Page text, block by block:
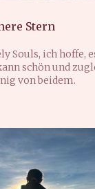
Stern
Souls, ich hoffe,
schön und
von beidem.